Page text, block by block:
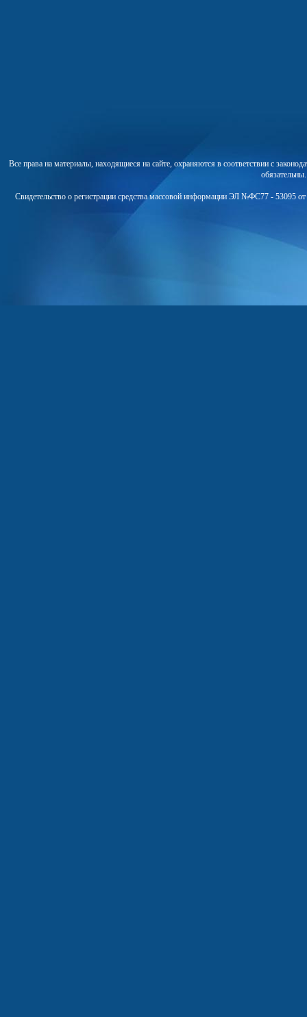
Все права на материалы, находящиеся на сайте, охраняются в соответствии с
Свидетельство о регистрации средства массовой информации ЭЛ №ФС77 - 53095